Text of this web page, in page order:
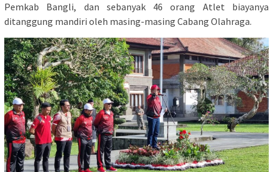
Pemkab Bangli, dan sebanyak 46 orang Atlet biayanya
ditanggung mandiri oleh masing-masing Cabang Olahraga.